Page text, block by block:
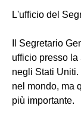
L'ufficio del
Il Segretario
ufficio presso
negli Stati
nel mondo, ma
più importante.